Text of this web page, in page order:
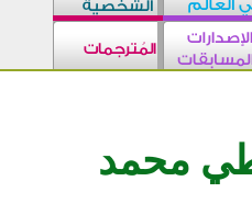
محمد